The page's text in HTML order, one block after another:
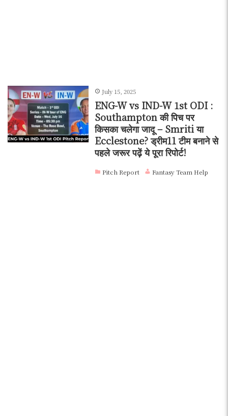
July 15, 2025
ENG-W vs IND-W 1st ODI :
Southampton की पिच पर
किसका चलेगा जादू – Smriti या
Ecclestone? ड्रीम11 टीम बनाने से
पहले जरूर पढ़ें ये पूरा रिपोर्ट!
Pitch Report Fantasy Team Help